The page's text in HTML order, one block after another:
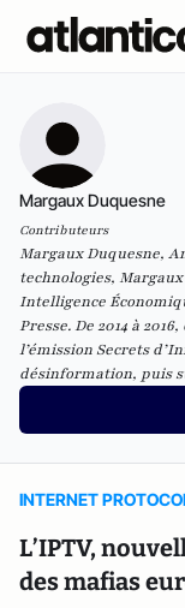
Margaux Duquesne
Contributeurs
Margaux Duquesne,
technologies,
Intelligence
Presse. De 2014 à
l’émission Secrets
désinformation, puis
INTERNET
L’IPTV,
des mafias